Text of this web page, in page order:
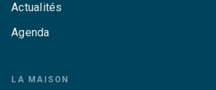
Actualités
Agenda
LA MAISON